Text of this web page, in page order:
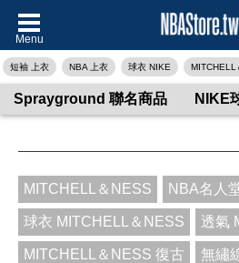
Menu
短袖 上衣 NBA 上衣 球衣 NIKE MITCHELL
Sprayground 聯名商品 NIKE
MITCHELL＆NESS NBA名人
球衣 MITCHELL＆NESS 透氣
MITCHELL＆NESS 復古 無繡